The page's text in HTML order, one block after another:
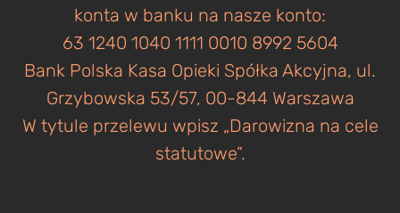
konta w banku na nasze konto:
63 1240 1040 1111 0010 8992 5604
Bank Polska Kasa Opieki Spółka Akcyjna, ul.
Grzybowska 53/57, 00-844 Warszawa
W tytule przelewu wpisz „Darowizna na cele
statutowe”.